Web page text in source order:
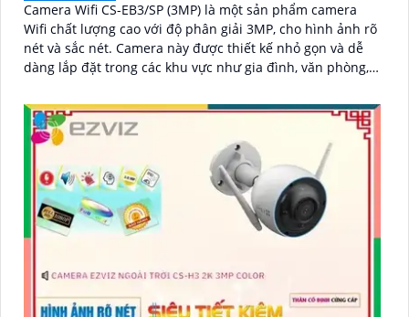
Camera Wifi CS-EB3/SP (3MP) là một sản phẩm camera
Wifi chất lượng cao với độ phân giải 3MP, cho hình ảnh rõ
nét và sắc nét. Camera này được thiết kế nhỏ gọn và dễ
dàng lắp đặt trong các khu vực như gia đình, văn phòng,